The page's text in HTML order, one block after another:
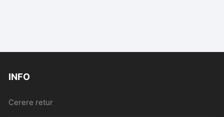
INFO
Cerere retur